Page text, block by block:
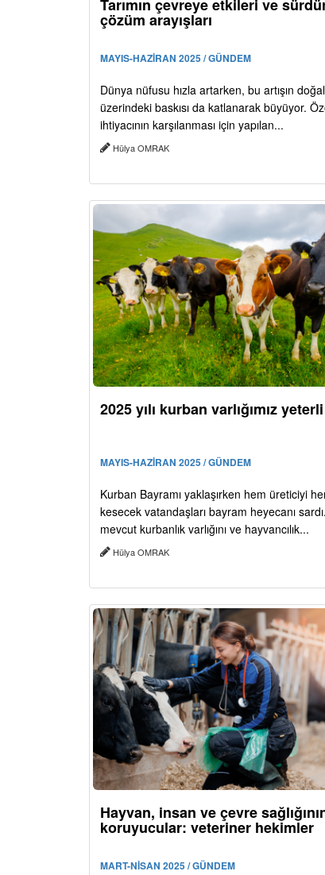
Tarımın çevreye etkileri ve
çözüm arayışları
MAYIS-HAZİRAN 2025 / GÜNDEM
Dünya nüfusu hızla artarken, bu artışın
üzerindeki baskısı da katlanarak büyüyor.
ihtiyacının karşılanması için yapılan...
Hülya OMRAK
2025 yılı kurban varlığımız
MAYIS-HAZİRAN 2025 / GÜNDEM
Kurban Bayramı yaklaşırken hem üreticiyi
kesecek vatandaşları bayram heyecanı
mevcut kurbanlık varlığını ve hayvancılık...
Hülya OMRAK
Hayvan, insan ve çevre
koruyucular: veteriner hekimler
MART-NİSAN 2025 / GÜNDEM